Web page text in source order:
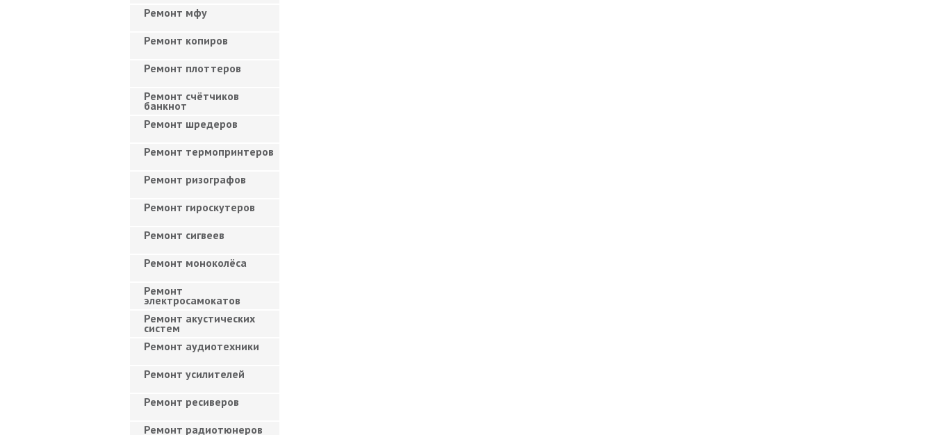
Ремонт мфу
Ремонт копиров
Ремонт плоттеров
Ремонт счётчиков
банкнот
Ремонт шредеров
Ремонт термопринтеров
Ремонт ризографов
Ремонт гироскутеров
Ремонт сигвеев
Ремонт моноколёса
Ремонт
электросамокатов
Ремонт акустических
систем
Ремонт аудиотехники
Ремонт усилителей
Ремонт ресиверов
Ремонт радиотюнеров